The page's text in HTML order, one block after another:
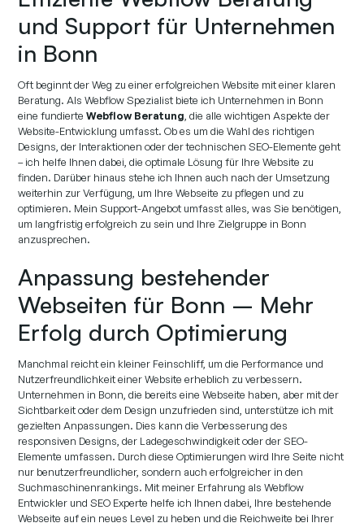
und Support für Unternehmen
in Bonn
Oft beginnt der Weg zu einer erfolgreichen Website mit einer klaren
Beratung. Als Webflow Spezialist biete ich Unternehmen in Bonn
eine fundierteWebflow Beratung , die alle wichtigen Aspekte der
Website-Entwicklung umfasst. Ob es um die Wahl des richtigen
Designs, der Interaktionen oder der technischen SEO-Elemente geht
– ich helfe Ihnen dabei, die optimale Lösung für Ihre Website zu
finden. Darüber hinaus stehe ich Ihnen auch nach der Umsetzung
weiterhin zur Verfügung, um Ihre Webseite zu pflegen und zu
optimieren. Mein Support-Angebot umfasst alles, was Sie benötigen,
um langfristig erfolgreich zu sein und Ihre Zielgruppe in Bonn
anzusprechen.
Anpassung bestehender
Webseiten für Bonn – Mehr
Erfolg durch Optimierung
Manchmal reicht ein kleiner Feinschliff, um die Performance und
Nutzerfreundlichkeit einer Website erheblich zu verbessern.
Unternehmen in Bonn, die bereits eine Webseite haben, aber mit der
Sichtbarkeit oder dem Design unzufrieden sind, unterstütze ich mit
gezielten Anpassungen. Dies kann die Verbesserung des
responsiven Designs, der Ladegeschwindigkeit oder der SEO-
Elemente umfassen. Durch diese Optimierungen wird Ihre Seite nicht
nur benutzerfreundlicher, sondern auch erfolgreicher in den
Suchmaschinenrankings. Mit meiner Erfahrung als Webflow
Entwickler und SEO Experte helfe ich Ihnen dabei, Ihre bestehende
Webseite auf ein neues Level zu heben und die Reichweite bei Ihrer